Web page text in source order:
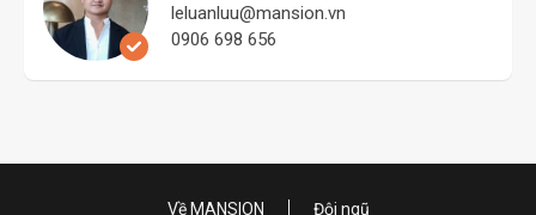
leluanluu@mansion.vn
0906 698 656
Về MANSION
Đội ngũ